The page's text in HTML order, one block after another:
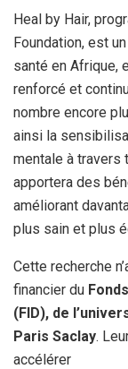
Heal by Hair,
Foundation, est
santé en Afrique,
renforcé et
nombre encore
ainsi la
mentale à travers
apportera des
améliorant
plus sain et plus
Cette recherche
financier du
(FID), de
Paris Saclay.
accélérer